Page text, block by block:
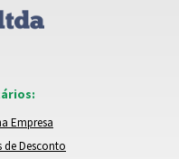
Empresa
Desconto